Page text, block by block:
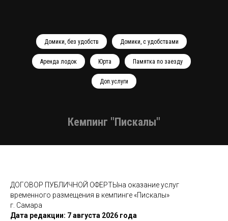
Домики, без удобств Домики, с удобствами
Аренда лодок Юрта Памятка по заезду
Доп.услуги
Кемпинг "Пискалы"
ДОГОВОР ПУБЛИЧНОЙ ОФЕРТЫна оказание услуг
временного размещения в кемпинге «Пискалы»
г. Самара
Дата редакции: 7 августа 2026 года